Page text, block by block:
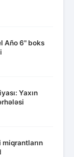
Año 6" boks
Yaxın
miqrantların